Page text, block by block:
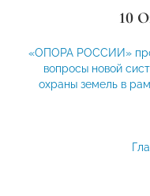
10
«ОПОРА РОССИИ»
вопросы новой
охраны земель в